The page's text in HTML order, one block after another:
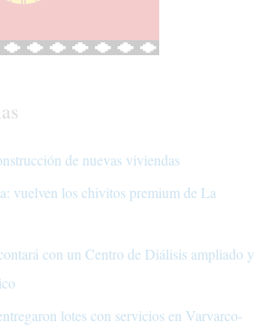
de nuevas viviendas
vuelven los chivitos premium de La
con un Centro de Diálisis ampliado y
lotes con servicios en Varvarco-